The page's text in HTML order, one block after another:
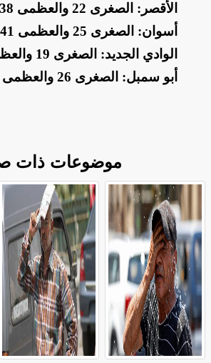
​الأقصر: الصغرى 22 والعظمى 38
​أسوان: الصغرى 25 والعظمى 41
​الوادي الجديد: الصغرى 19 والعظمى 37
​أبو سمبل: الصغرى 26 والعظمى 42
موضوعات ذات